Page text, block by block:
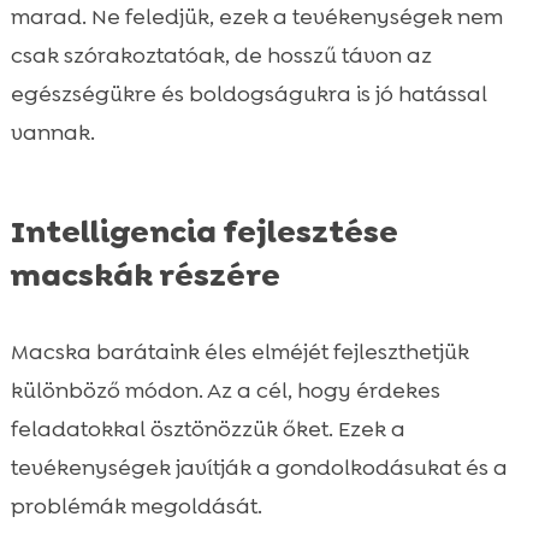
marad. Ne feledjük, ezek a tevékenységek nem
csak szórakoztatóak, de hosszű távon az
egészségükre és boldogságukra is jó hatással
vannak.
Intelligencia fejlesztése
macskák részére
Macska barátaink éles elméjét fejleszthetjük
különböző módon. Az a cél, hogy érdekes
feladatokkal ösztönözzük őket. Ezek a
tevékenységek javítják a gondolkodásukat és a
problémák megoldását.